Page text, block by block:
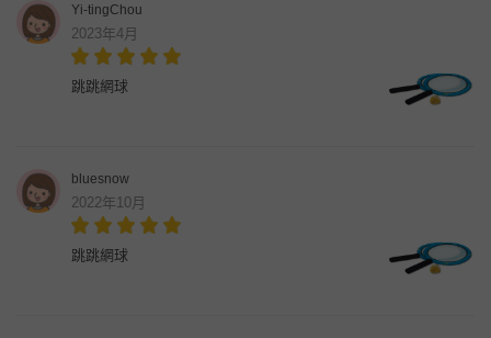
Yi-tingChou
2023年4月
跳跳網球
bluesnow
2022年10月
跳跳網球